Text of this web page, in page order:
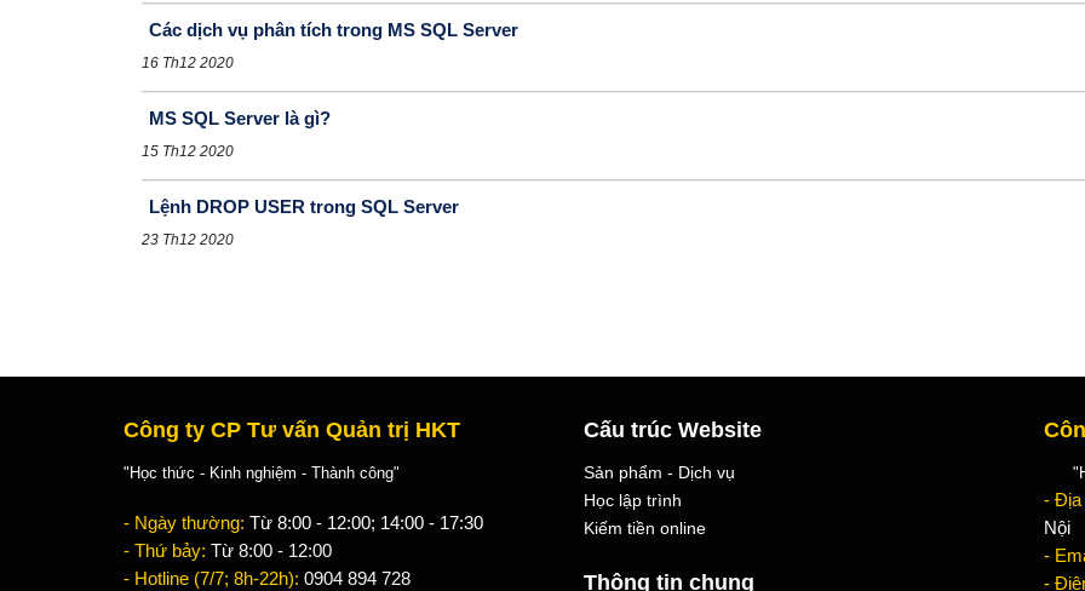
Các dịch vụ phân tích trong MS SQL Server
16 Th12 2020
MS SQL Server là gì?
15 Th12 2020
Lệnh DROP USER trong SQL Server
23 Th12 2020
Công ty CP Tư vấn Quản trị HKT
"Học thức - Kinh nghiệm - Thành công"
- Ngày thường: Từ 8:00 - 12:00; 14:00 - 17:30
- Thứ bảy: Từ 8:00 - 12:00
- Hotline (7/7; 8h-22h): 0904 894 728
Cấu trúc Website
Sản phẩm - Dịch vụ
Học lập trình
Kiếm tiền online
Thông tin chung
- Địa
Nội
-
-